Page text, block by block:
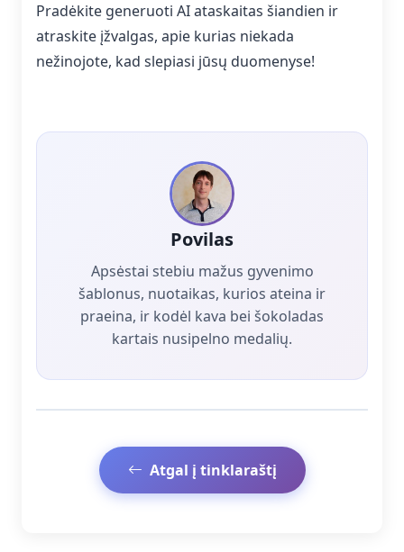
Pradėkite generuoti AI ataskaitas šiandien ir
atraskite įžvalgas, apie kurias niekada
nežinojote, kad slepiasi jūsų duomenyse!
Povilas
Apsėstai stebiu mažus gyvenimo
šablonus, nuotaikas, kurios ateina ir
praeina, ir kodėl kava bei šokoladas
kartais nusipelno medalių.
Atgal į tinklaraštį